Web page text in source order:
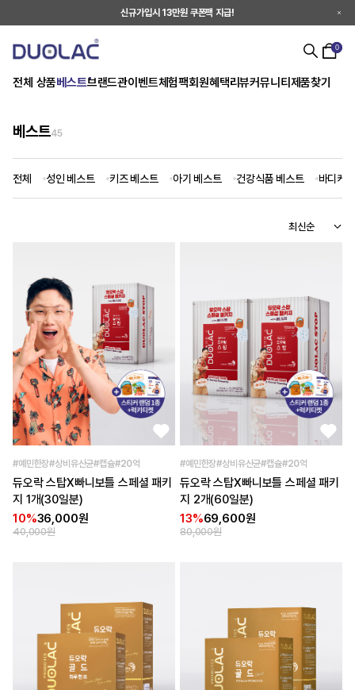
신규가입시 13만원 쿠폰팩 지급!
전체 상품베스트브랜드관이벤트체험팩회원혜택리뷰커뮤니티 제품찾기
0
베스트45
전체 성인 베스트 키즈 베스트 아기 베스트 건강식품 베스트 바디케
#예민한장#상비유산균#캡슐#20억
듀오락 스탑X빠니보틀 스페셜 패키
지 1개(30일분)
10%36,000원
40,000원
#예민한장#상비유산균#캡슐#20억
듀오락 스탑X빠니보틀 스페셜 패키
지 2개(60일분)
13%69,600원
80,000원